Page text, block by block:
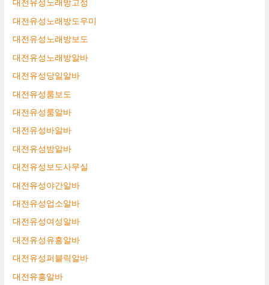
대전유성노래방고정
대전유성노래방도우미
대전유성노래방보도
대전유성노래방알바
대전유성당일알바
대전유성룸보도
대전유성룸알바
대전유성바알바
대전유성밤알바
대전유성보도사무실
대전유성야간알바
대전유성업소알바
대전유성여성알바
대전유성유흥알바
대전유성퍼블릭알바
대전유흥알바